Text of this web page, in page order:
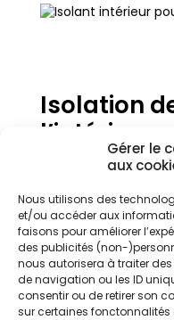
Gérer le
aux
Nous utilisons des
et/ou accéder aux
faisons pour améliorer
des publicités (non-
nous autorisera à traiter
de navigation ou les ID
consentir ou de retirer son
sur certaines
Isolation
l’intérieur :
en
La texture de
va déterminer le
votre toiture.
Quelle
les isolants
Disponibles en